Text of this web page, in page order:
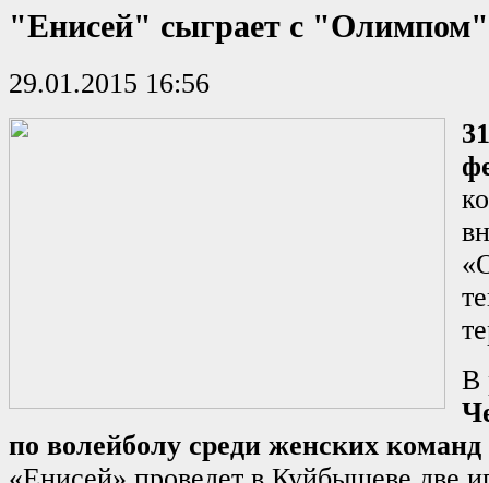
"Енисей" сыграет с "Олимпом"
29.01.2015 16:56
В
по волейболу среди женских